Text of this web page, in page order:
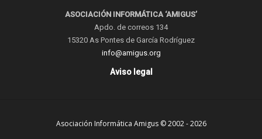
ASOCIACIÓN INFORMÁTICA ‘AMIGUS’
Apdo. de correos 134
15320 As Pontes de García Rodríguez
info@amigus.org
Aviso legal
Asociación Informática Amigus © 2002 - 2026